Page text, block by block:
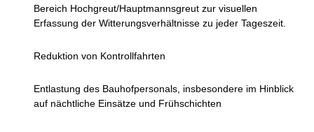
Bereich Hochgreut/Hauptmannsgreut zur visuellen
Erfassung der Witterungsverhältnisse zu jeder Tageszeit.
Reduktion von Kontrollfahrten
Entlastung des Bauhofpersonals, insbesondere im Hinblick
auf nächtliche Einsätze und Frühschichten